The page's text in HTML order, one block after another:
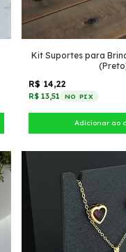
Kit Suportes para
R$ 14,22
R$ 13,51 NO PIX